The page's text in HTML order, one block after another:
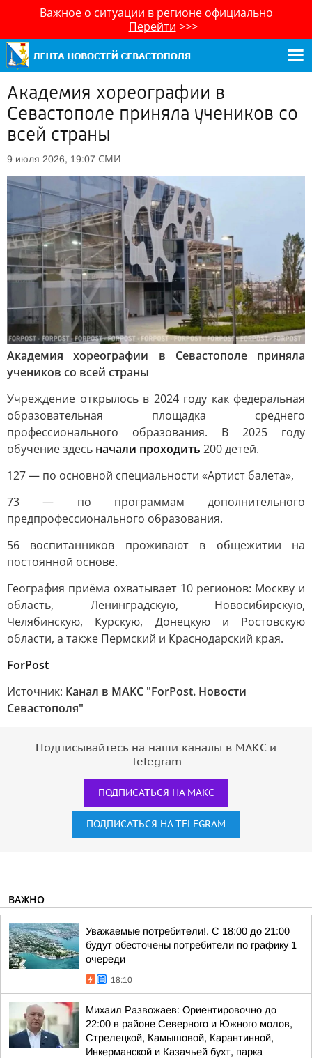
Важное о ситуации в регионе официально
Перейти >>>
Академия хореографии в
Севастополе приняла учеников со
всей страны
9 июля 2026, 19:07 СМИ
Академия хореографии в Севастополе приняла
учеников со всей страны
Учреждение открылось в 2024 году как федеральная
образовательная площадка среднего
профессионального образования. В 2025 году
обучение здесь начали проходить 200 детей.
127 — по основной специальности «Артист балета»,
73 — по программам дополнительного
предпрофессионального образования.
56 воспитанников проживают в общежитии на
постоянной основе.
География приёма охватывает 10 регионов: Москву и
область, Ленинградскую, Новосибирскую,
Челябинскую, Курскую, Донецкую и Ростовскую
области, а также Пермский и Краснодарский края.
ForPost
Источник: Канал в МАКС "ForPost. Новости
Севастополя"
Подписывайтесь на наши каналы в МАКС и
Telegram
ПОДПИСАТЬСЯ НА МАКС
ПОДПИСАТЬСЯ НА TELEGRAM
ВАЖНО
Уважаемые потребители!. С 18:00 до 21:00
будут обесточены потребители по графику 1
очереди
18:10
Михаил Развожаев: Ориентировочно до
22:00 в районе Северного и Южного молов,
Стрелецкой, Камышовой, Карантинной,
Инкерманской и Казачьей бухт, парка